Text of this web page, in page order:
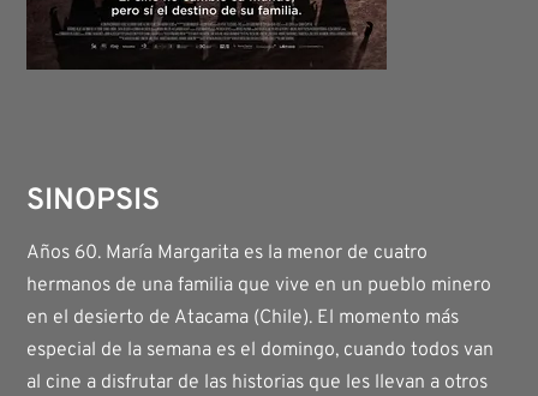
SINOPSIS
Años 60. María Margarita es la menor de cuatro
hermanos de una familia que vive en un pueblo minero
en el desierto de Atacama (Chile). El momento más
especial de la semana es el domingo, cuando todos van
al cine a disfrutar de las historias que les llevan a otros